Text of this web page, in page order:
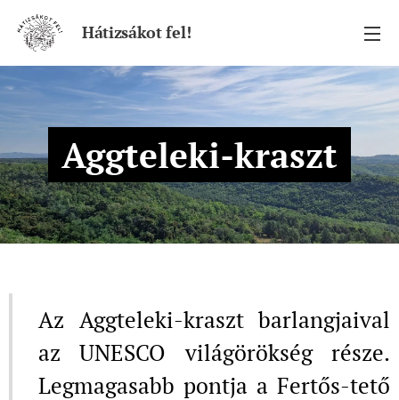
Hátizsákot fel!
Aggteleki-kraszt
Az Aggteleki-kraszt barlangjaival
az UNESCO világörökség része.
Legmagasabb pontja a Fertős-tető